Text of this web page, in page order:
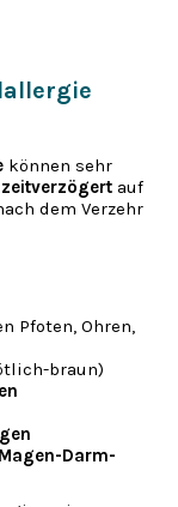
können sehr
zeitverzögert auf
dem Verzehr
Pfoten, Ohren,
braun)
Magen-Darm-